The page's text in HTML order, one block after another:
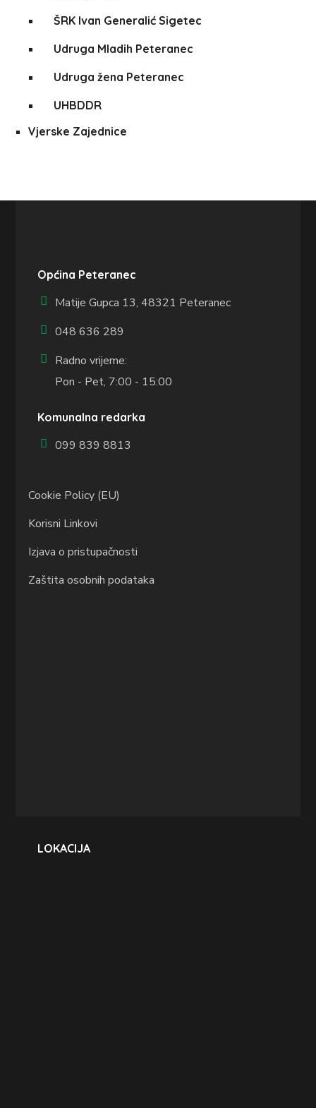
ŠRK Ivan Generalić Sigetec
Udruga Mladih Peteranec
Udruga žena Peteranec
UHBDDR
Vjerske Zajednice
Općina Peteranec
Matije Gupca 13,48321 Peteranec
048 636 289
Radno vrijeme:
Pon - Pet, 7:00 - 15:00
Komunalna redarka
099 839 8813
Cookie Policy (EU)
Korisni Linkovi
Izjava o pristupačnosti
Zaštita osobnih podataka
LOKACIJA